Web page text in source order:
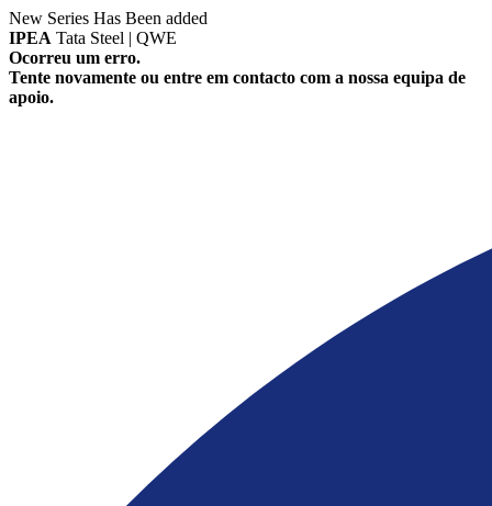
New Series Has Been added
IPEA Tata Steel | QWE
Ocorreu um erro.
Tente novamente ou entre em contacto com a nossa equipa de
apoio.